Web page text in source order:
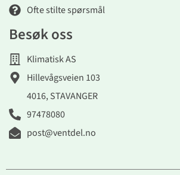
Ofte stilte spørsmål
Besøk oss
Klimatisk AS
Hillevågsveien 103
4016, STAVANGER
97478080
post@ventdel.no